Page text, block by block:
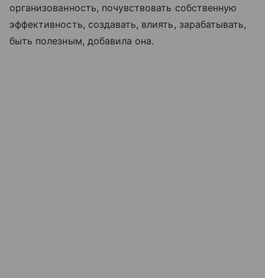
организованность, почувствовать собственную
эффективность, создавать, влиять, зарабатывать,
быть полезным, добавила она.